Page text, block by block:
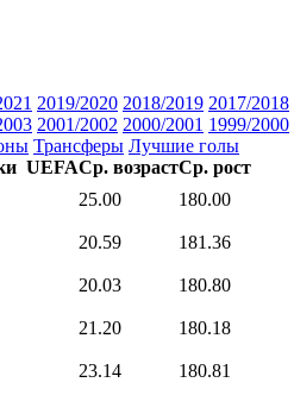
2019/2020 2018/2019 2017/2018
2001/2002 2000/2001 1999/2000
Трансферы Лучшие голы
UEFAСр. возрастСр. рост
25.00 180.00
20.59 181.36
20.03 180.80
21.20 180.18
23.14 180.81